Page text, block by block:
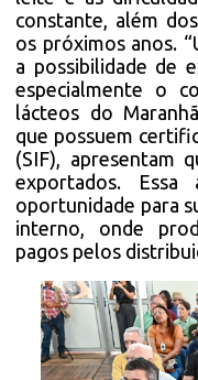
constante, além
os próximos anos.
a possibilidade de
especialmente o
lácteos do
que possuem
(SIF), apresentam
exportados.
oportunidade para
interno, onde
pagos pelos